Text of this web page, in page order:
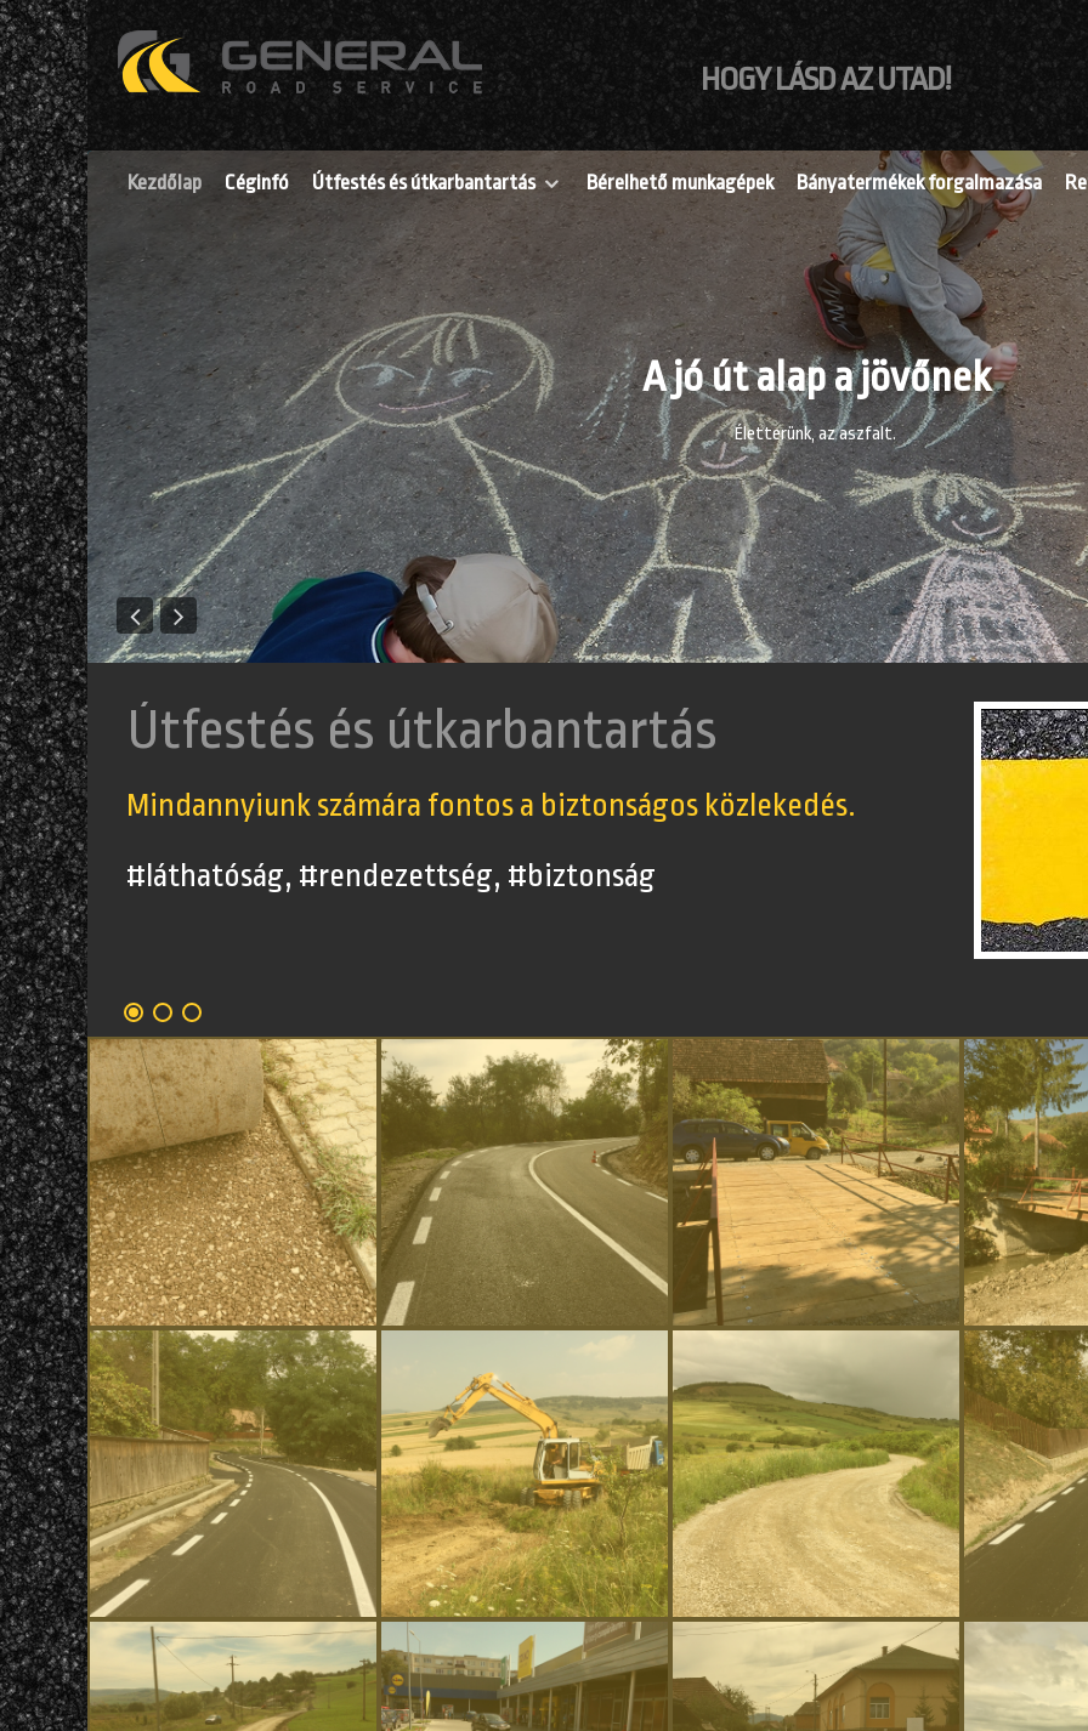
HOGY LÁSD AZ UTAD!
Kezdőlap Céginfó Útfestés és útkarbantartás Bérelhető munkagépek Bányatermékek forgalmazása
A jó út alap a jövőnek
Életterünk, az aszfalt.
Bányatermékek forgalmazása
Az építkezés kivitelezhetetlen bányatermékek nélkül.
#betonkavics, #törtkő, #homok